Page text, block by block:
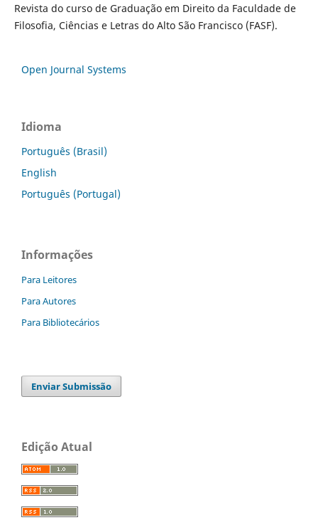
Revista do curso de Graduação em Direito da Faculdade de
Filosofia, Ciências e Letras do Alto São Francisco (FASF).
Open Journal Systems
Idioma
Português (Brasil)
English
Português (Portugal)
Informações
Para Leitores
Para Autores
Para Bibliotecários
Enviar Submissão
Edição Atual